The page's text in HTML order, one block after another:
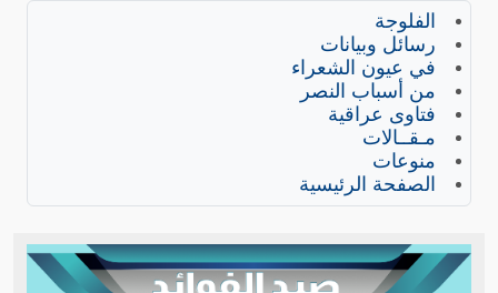
الفلوجة
رسائل وبيانات
في عيون الشعراء
من أسباب النصر
فتاوى عراقية
مـقــالات
منوعات
الصفحة الرئيسية